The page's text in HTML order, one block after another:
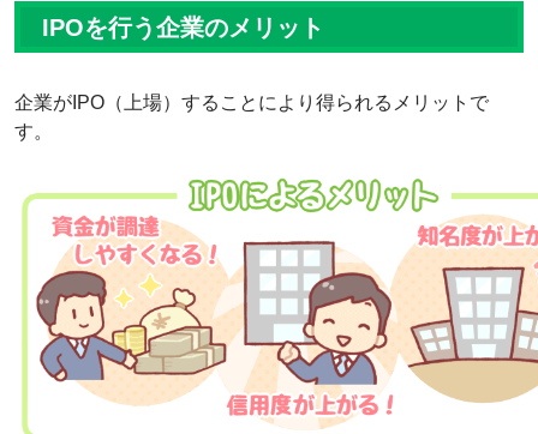
IPOを行う企業のメリット
企業がIPO（上場）することにより得られるメリットで
す。